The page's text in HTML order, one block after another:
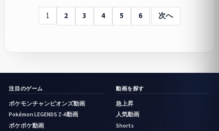
1 2 3 4 5 6 次へ
注目のゲーム
ポケモンチャンピオンズ動画
Pokémon LEGENDS Z-A動画
ポケポケ動画
動画を探す
急上昇
人気動画
Shorts